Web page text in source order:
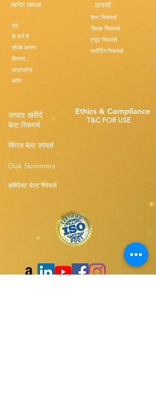
त्वरित सम्पक
घर
के बारे में
संपर्क करना
वितरण
डाउनलोड
ब्लॉग
उत्पादों
बेल्ट स्किमर्स
डिस्क स्किमर्स
ट्यूब स्किमर्स
फ्लोटिंग स्किमर्स
उत्पाद खरीदें
बेल्ट स्किमर्स
Ethics & Compilance
T&C FOR USE
सिंगल बेल्ट स्पेयर्स
Disk Skimmers
कॉम्पैक्ट बेल्ट स्पेयर्स